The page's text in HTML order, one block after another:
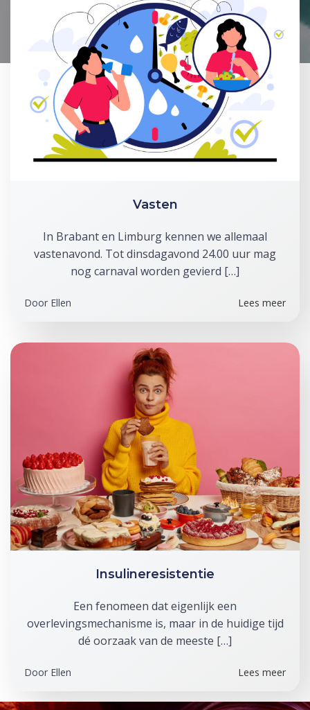
Vasten
In Brabant en Limburg kennen we allemaal
vastenavond. Tot dinsdagavond 24.00 uur mag
nog carnaval worden gevierd […]
Door Ellen Lees meer
Insulineresistentie
Een fenomeen dat eigenlijk een
overlevingsmechanisme is, maar in de huidige tijd
dé oorzaak van de meeste […]
Door Ellen Lees meer